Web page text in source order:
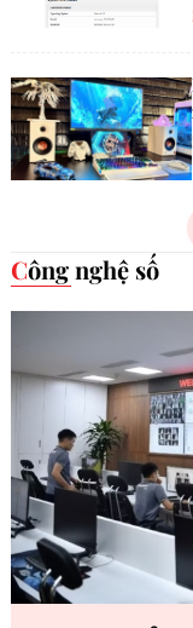
Công nghệ số